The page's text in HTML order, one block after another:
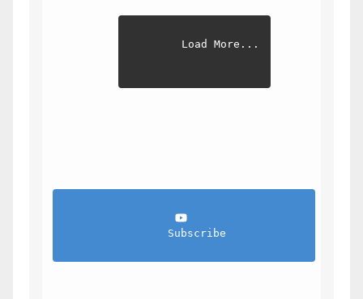
Load More...
                Subscribe